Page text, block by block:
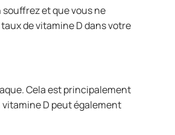
souffrez et que vous ne
de vitamine D dans votre
Cela est principalement
D peut également